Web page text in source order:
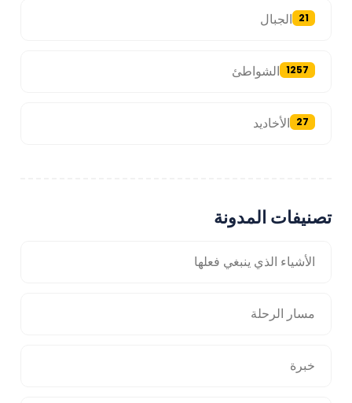
الجبال 21
الشواطئ 1257
الأخاديد 27
تصنيفات المدونة
الأشياء الذي ينبغي فعلها
مسار الرحلة
خبرة